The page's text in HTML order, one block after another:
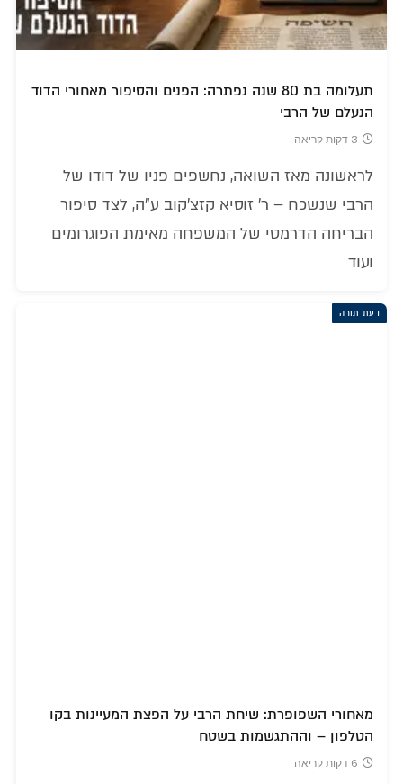
תעלומה בת 80 שנה נפתרה: הפנים והסיפור מאחורי הדוד
הנעלם של הרבי
3 דקות קריאה
לראשונה מאז השואה, נחשפים פניו של דודו של
הרבי שנשכח – ר' זוסיא קזצ'קוב ע"ה, לצד סיפור
הבריחה הדרמטי של המשפחה מאימת הפוגרומים
ועוד
דעת תורה
מאחורי השפופרת: שיחת הרבי על הפצת המעיינות בקו
הטלפון – וההתגשמות בשטח
6 דקות קריאה